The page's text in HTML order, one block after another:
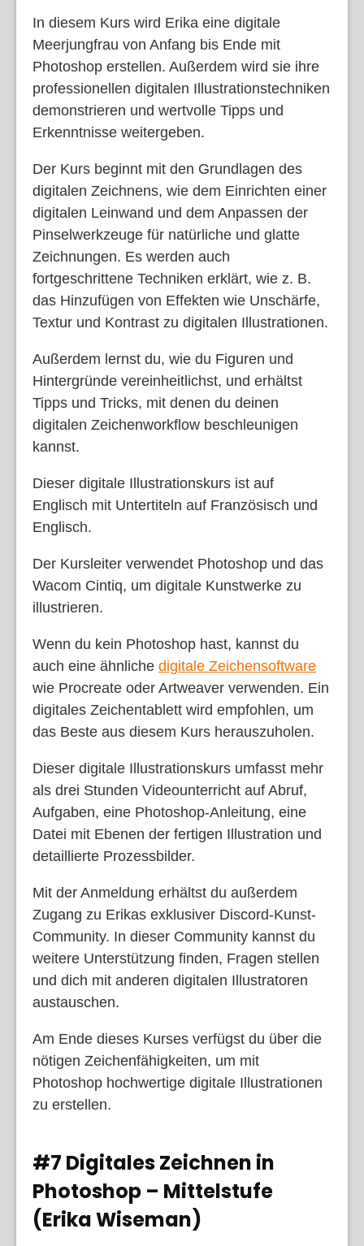
In diesem Kurs wird Erika eine digitale
Meerjungfrau von Anfang bis Ende mit
Photoshop erstellen. Außerdem wird sie ihre
professionellen digitalen Illustrationstechniken
demonstrieren und wertvolle Tipps und
Erkenntnisse weitergeben.
Der Kurs beginnt mit den Grundlagen des
digitalen Zeichnens, wie dem Einrichten einer
digitalen Leinwand und dem Anpassen der
Pinselwerkzeuge für natürliche und glatte
Zeichnungen. Es werden auch
fortgeschrittene Techniken erklärt, wie z. B.
das Hinzufügen von Effekten wie Unschärfe,
Textur und Kontrast zu digitalen Illustrationen.
Außerdem lernst du, wie du Figuren und
Hintergründe vereinheitlichst, und erhältst
Tipps und Tricks, mit denen du deinen
digitalen Zeichenworkflow beschleunigen
kannst.
Dieser digitale Illustrationskurs ist auf
Englisch mit Untertiteln auf Französisch und
Englisch.
Der Kursleiter verwendet Photoshop und das
Wacom Cintiq, um digitale Kunstwerke zu
illustrieren.
Wenn du kein Photoshop hast, kannst du
auch eine ähnliche digitale Zeichensoftware
wie Procreate oder Artweaver verwenden. Ein
digitales Zeichentablett wird empfohlen, um
das Beste aus diesem Kurs herauszuholen.
Dieser digitale Illustrationskurs umfasst mehr
als drei Stunden Videounterricht auf Abruf,
Aufgaben, eine Photoshop-Anleitung, eine
Datei mit Ebenen der fertigen Illustration und
detaillierte Prozessbilder.
Mit der Anmeldung erhältst du außerdem
Zugang zu Erikas exklusiver Discord-Kunst-
Community. In dieser Community kannst du
weitere Unterstützung finden, Fragen stellen
und dich mit anderen digitalen Illustratoren
austauschen.
Am Ende dieses Kurses verfügst du über die
nötigen Zeichenfähigkeiten, um mit
Photoshop hochwertige digitale Illustrationen
zu erstellen.
#7 Digitales Zeichnen in
Photoshop – Mittelstufe
(Erika Wiseman)